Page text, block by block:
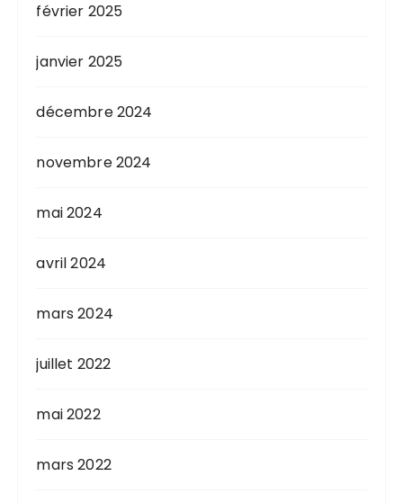
février 2025
janvier 2025
décembre 2024
novembre 2024
mai 2024
avril 2024
mars 2024
juillet 2022
mai 2022
mars 2022